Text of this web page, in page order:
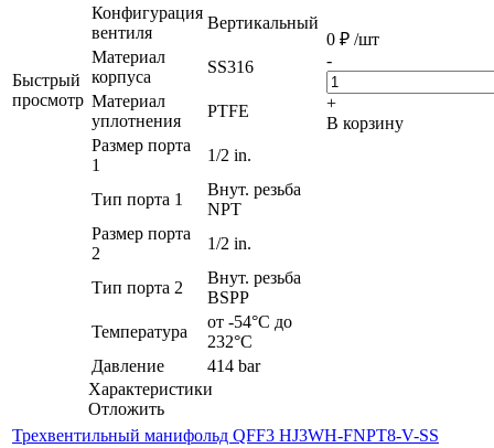
Быстрый
просмотр
Конфигурация
вентиля
Вертикальный
Материал
корпуса
SS316
Материал
уплотнения
PTFE
Размер порта
1
1/2 in.
Тип порта 1
Внут. резьба
NPT
Размер порта
2
1/2 in.
Тип порта 2
Внут. резьба
BSPP
Температура
от -54°C до
232°C
Давление
414 bar
Характеристики
Отложить
0 ₽ /шт
-
+
В корзину
Трехвентильный манифольд QFF3 HJ3WH-FNPT8-V-SS